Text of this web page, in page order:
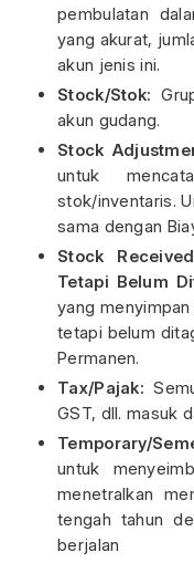
pembulatan
yang akurat,
akun jenis ini.
Stock/Stok:
akun gudang.
Stock
untuk
stok/inventaris.
sama dengan
Stock
Tetapi Belum
yang
tetapi belum
Permanen.
Tax/Pajak:
GST, dll. masuk
Temporary/
untuk
menetralkan
tengah tahun
berjalan